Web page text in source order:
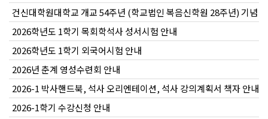
건신대학원대학교 개교 54주년 (학교법인 복음신학원 28주년) 기념
2026학년도 1학기 목회학석사 성서시험 안내
2026학년도 1학기 외국어시험 안내
2026년 춘계 영성수련회 안내
2026-1 박사핸드북, 석사 오리엔테이션, 석사 강의계획서 책자 안내
2026-1학기 수강신청 안내